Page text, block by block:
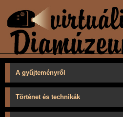
A gyűjteményről
Történet és technikák